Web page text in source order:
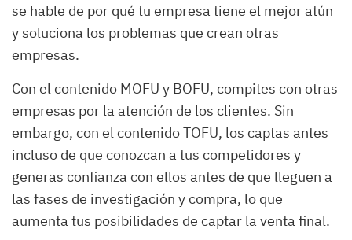
se hable de por qué tu empresa tiene el mejor atún
y soluciona los problemas que crean otras
empresas.
Con el contenido MOFU y BOFU, compites con otras
empresas por la atención de los clientes. Sin
embargo, con el contenido TOFU, los captas antes
incluso de que conozcan a tus competidores y
generas confianza con ellos antes de que lleguen a
las fases de investigación y compra, lo que
aumenta tus posibilidades de captar la venta final.